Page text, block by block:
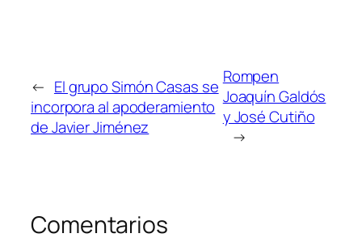
← El grupo Simón Casas se
incorpora al apoderamiento
de Javier Jiménez
Rompen
Joaquín Galdós
y José Cutiño
→
Comentarios